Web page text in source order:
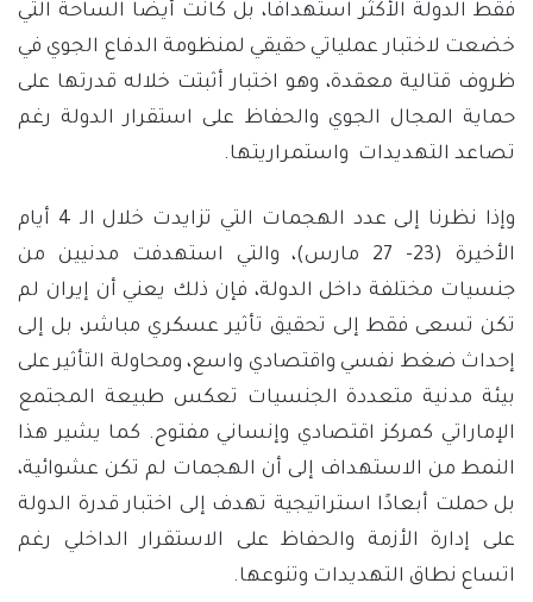
فقط الدولة الأكثر استهدافًا، بل كانت أيضًا الساحة التي
خضعت لاختبار عملياتي حقيقي لمنظومة الدفاع الجوي في
ظروف قتالية معقدة، وهو اختبار أثبتت خلاله قدرتها على
حماية المجال الجوي والحفاظ على استقرار الدولة رغم
تصاعد التهديدات واستمراريتها.
وإذا نظرنا إلى عدد الهجمات التي تزايدت خلال الـ 4 أيام
الأخيرة (23- 27 مارس)، والتي استهدفت مدنيين من
جنسيات مختلفة داخل الدولة، فإن ذلك يعني أن إيران لم
تكن تسعى فقط إلى تحقيق تأثير عسكري مباشر، بل إلى
إحداث ضغط نفسي واقتصادي واسع، ومحاولة التأثير على
بيئة مدنية متعددة الجنسيات تعكس طبيعة المجتمع
الإماراتي كمركز اقتصادي وإنساني مفتوح. كما يشير هذا
النمط من الاستهداف إلى أن الهجمات لم تكن عشوائية،
بل حملت أبعادًا استراتيجية تهدف إلى اختبار قدرة الدولة
على إدارة الأزمة والحفاظ على الاستقرار الداخلي رغم
اتساع نطاق التهديدات وتنوعها.